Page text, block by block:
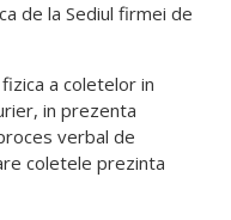
de la Sediul firmei de
a coletelor in
in prezenta
verbal de
coletele prezinta